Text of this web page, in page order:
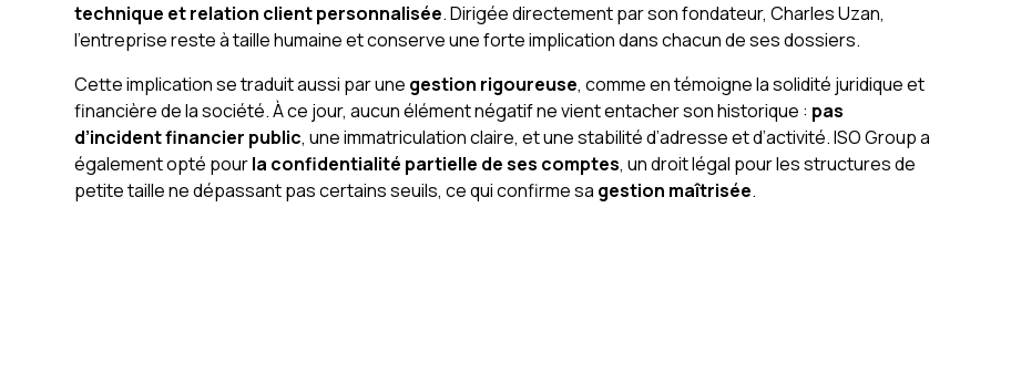
technique et relation client personnalisée. Dirigée directement par son fondateur, Charles Uzan,
l’entreprise reste à taille humaine et conserve une forte implication dans chacun de ses dossiers.
Cette implication se traduit aussi par une gestion rigoureuse, comme en témoigne la solidité juridique et
financière de la société. À ce jour, aucun élément négatif ne vient entacher son historique : pas
d’incident financier public, une immatriculation claire, et une stabilité d’adresse et d’activité. ISO Group a
également opté pourla confidentialité partielle de ses comptes, un droit légal pour les structures de
petite taille ne dépassant pas certains seuils, ce qui confirme sa gestion maîtrisée.